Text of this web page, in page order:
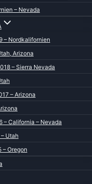
– Nevada
– Nordkalifornien
Arizona
– Sierra Nevada
– Arizona
– California – Nevada
Utah
– Oregon
wegen
wird.